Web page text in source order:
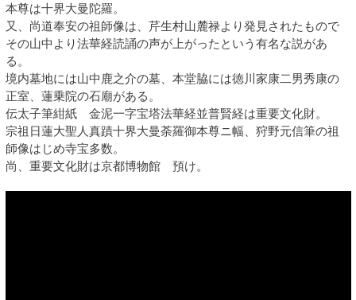
本尊は十界大曼陀羅。
又、尚道奉安の祖師像は、芹生村山麓禄より発見されたもので
その山中より法華経読誦の声が上がったという有名な説があ
る。
境内墓地には山中鹿之介の墓、本堂脇には徳川家康二男秀康の
正室、蓮乗院の石廟がある。
伝太子筆紺紙 金泥一字宝塔法華経並普賢経は重要文化財。
宗祖日蓮大聖人真蹟十界大曼荼羅御本尊ニ幅、狩野元信筆の祖
師像はじめ寺宝多数。
尚、重要文化財は京都博物館 預け。